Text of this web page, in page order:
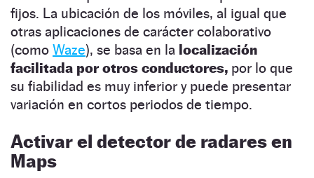
fijos. La ubicación de los móviles, al igual que
otras aplicaciones de carácter colaborativo
(como Waze), se basa en la localización
facilitada por otros conductores, por lo que
su fiabilidad es muy inferior y puede presentar
variación en cortos periodos de tiempo.
Activar el detector de radares en
Maps